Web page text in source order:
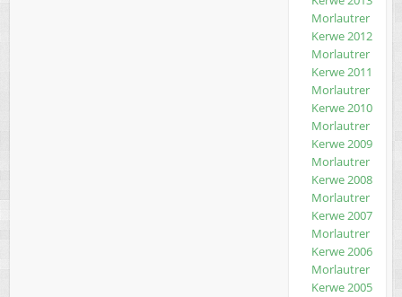
Morlautrer
Kerwe 2012
Morlautrer
Kerwe 2011
Morlautrer
Kerwe 2010
Morlautrer
Kerwe 2009
Morlautrer
Kerwe 2008
Morlautrer
Kerwe 2007
Morlautrer
Kerwe 2006
Morlautrer
Kerwe 2005